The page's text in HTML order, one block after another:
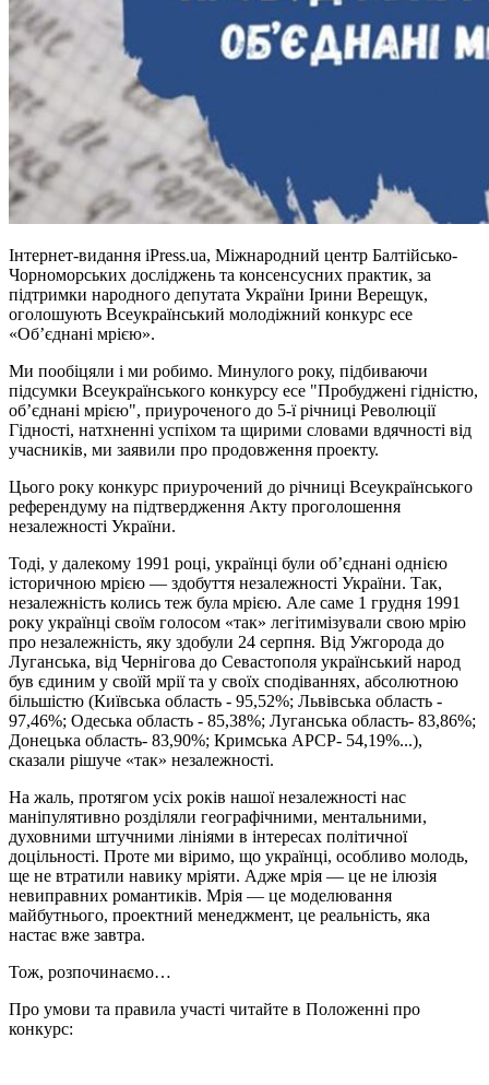
Інтернет-видання iPress.ua, Міжнародний центр Балтійсько-
Чорноморських досліджень та консенсусних практик, за
підтримки народного депутата України Ірини Верещук,
оголошують Всеукраїнський молодіжний конкурс есе
«Об’єднані мрією».
Ми пообіцяли і ми робимо. Минулого року, підбиваючи
підсумки Всеукраїнського конкурсу есе "Пробуджені гідністю,
об’єднані мрією", приуроченого до 5-ї річниці Революції
Гідності, натхненні успіхом та щирими словами вдячності від
учасників, ми заявили про продовження проекту.
Цього року конкурс приурочений до річниці Всеукраїнського
референдуму на підтвердження Акту проголошення
незалежності України.
Тоді, у далекому 1991 році, українці були об’єднані однією
історичною мрією — здобуття незалежності України. Так,
незалежність колись теж була мрією. Але саме 1 грудня 1991
року українці своїм голосом «так» легітимізували свою мрію
про незалежність, яку здобули 24 серпня. Від Ужгорода до
Луганська, від Чернігова до Севастополя український народ
був єдиним у своїй мрії та у своїх сподіваннях, абсолютною
більшістю (Київська область - 95,52%; Львівська область -
97,46%; Одеська область - 85,38%; Луганська область- 83,86%;
Донецька область- 83,90%; Кримська АРСР- 54,19%...),
сказали рішуче «так» незалежності.
На жаль, протягом усіх років нашої незалежності нас
маніпулятивно розділяли географічними, ментальними,
духовними штучними лініями в інтересах політичної
доцільності. Проте ми віримо, що українці, особливо молодь,
ще не втратили навику мріяти. Адже мрія — це не ілюзія
невиправних романтиків. Мрія — це моделювання
майбутнього, проектний менеджмент, це реальність, яка
настає вже завтра.
Тож, розпочинаємо…
Про умови та правила участі читайте в Положенні про
конкурс: